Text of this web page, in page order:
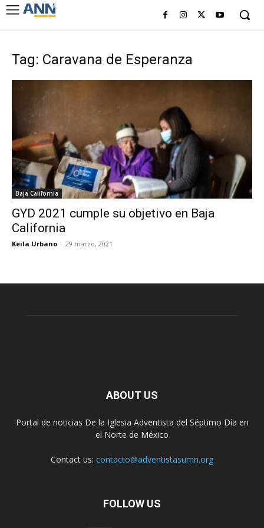
Tag: Caravana de Esperanza
Baja California
GYD 2021 cumple su objetivo en Baja
California
Keila Urbano - 29 marzo, 2021
ABOUT US
Portal de noticias De la Iglesia Adventista del Séptimo Día en
el Norte de México
Contact us: contacto@adventistasumn.org
FOLLOW US